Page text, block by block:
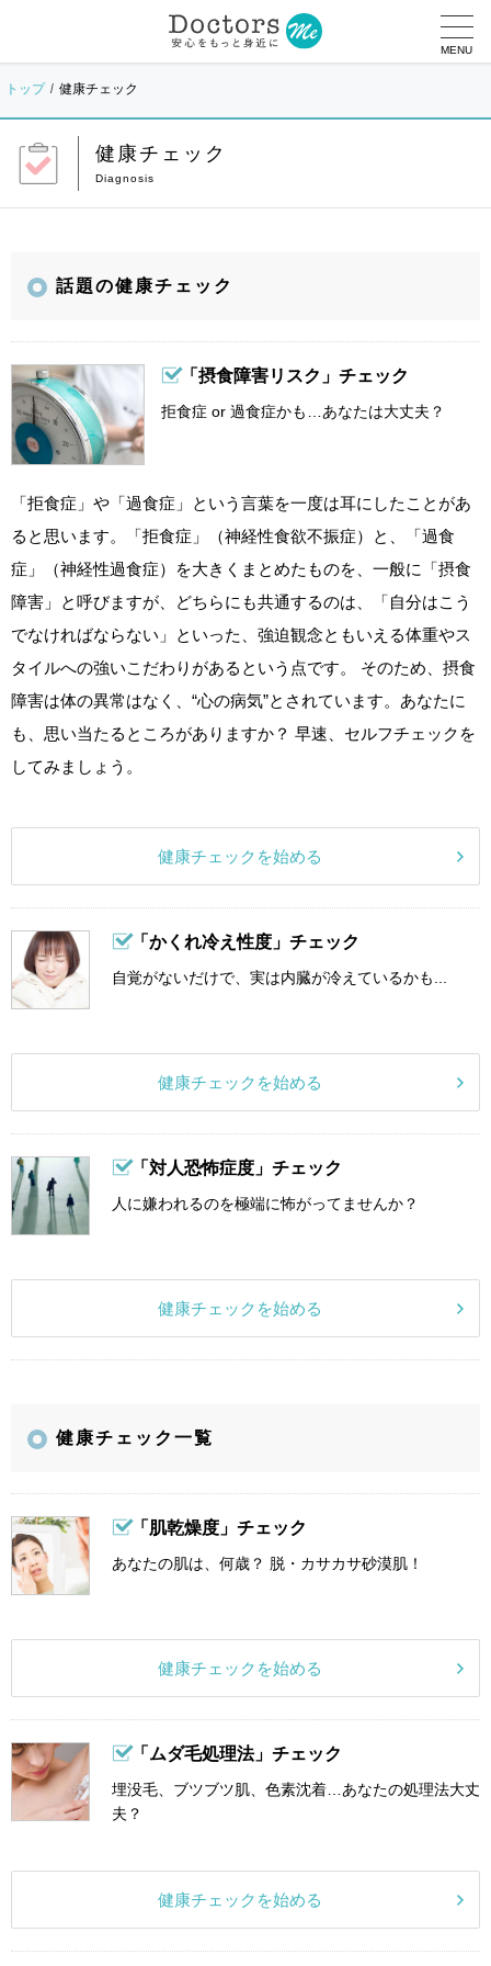
MENU
トップ 健康チェック
健康チェック
話題の健康チェック
「摂食障害リスク」チェック
拒食症 or 過食症かも…あなたは大丈夫？
「拒食症」や「過食症」という言葉を一度は耳にしたことがあ
ると思います。「拒食症」（神経性食欲不振症）と、「過食
症」（神経性過食症）を大きくまとめたものを、一般に「摂食
障害」と呼びますが、どちらにも共通するのは、「自分はこう
でなければならない」といった、強迫観念ともいえる体重やス
タイルへの強いこだわりがあるという点です。 そのため、摂食
障害は体の異常はなく、“心の病気”とされています。あなたに
も、思い当たるところがありますか？ 早速、セルフチェックを
してみましょう。
健康チェックを始める
「かくれ冷え性度」チェック
自覚がないだけで、実は内臓が冷えているかも...
健康チェックを始める
「対人恐怖症度」チェック
人に嫌われるのを極端に怖がってませんか？
健康チェックを始める
健康チェック一覧
「肌乾燥度」チェック
あなたの肌は、何歳？ 脱・カサカサ砂漠肌！
健康チェックを始める
「ムダ毛処理法」チェック
埋没毛、ブツブツ肌、色素沈着…あなたの処理法大丈
夫？
健康チェックを始める